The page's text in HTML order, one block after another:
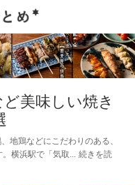
美味しい焼き
地鶏などにこだわりのある、
横浜駅で「気取
続きを読